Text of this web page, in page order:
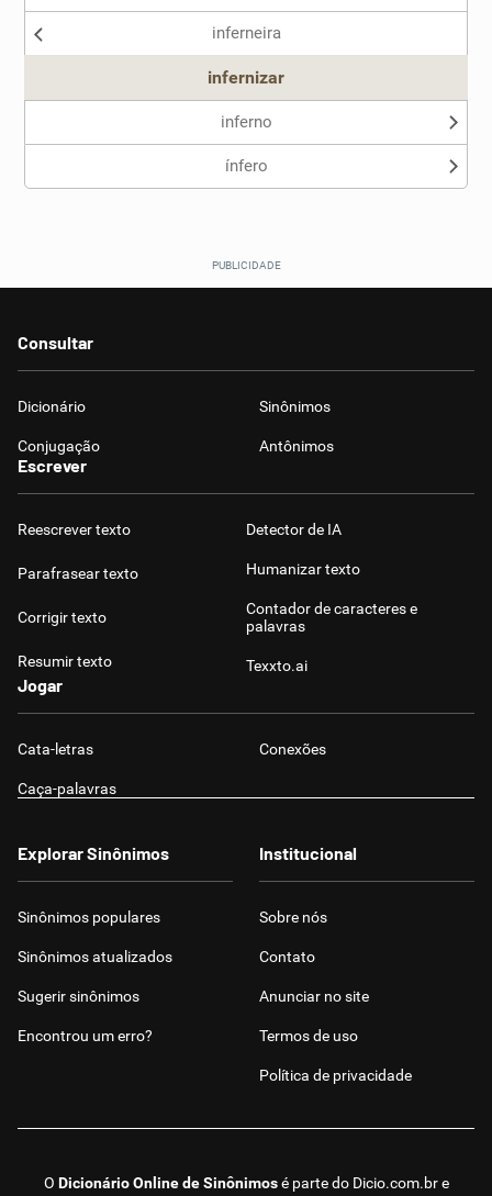
inferneira
infernizar
inferno
ínfero
Consultar
Dicionário Sinônimos
Conjugação Antônimos
Escrever
Reescrever texto
Parafrasear texto
Corrigir texto
Resumir texto
Detector de IA
Humanizar texto
Contador de caracteres e
palavras
Texxto.ai
Jogar
Cata-letras Conexões
Caça-palavras
O Dicionário Online de Sinônimosé parte do Dicio.com.bre
Explorar Sinônimos
Sinônimos populares
Sinônimos atualizados
Sugerir sinônimos
Encontrou um erro?
Institucional
Sobre nós
Contato
Anunciar no site
Termos de uso
Política de privacidade